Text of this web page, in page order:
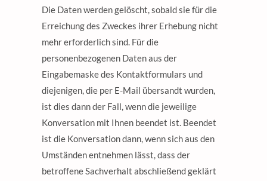
Die Daten werden gelöscht, sobald sie für die
Erreichung des Zweckes ihrer Erhebung nicht
mehr erforderlich sind. Für die
personenbezogenen Daten aus der
Eingabemaske des Kontaktformulars und
diejenigen, die per E-Mail übersandt wurden,
ist dies dann der Fall, wenn die jeweilige
Konversation mit Ihnen beendet ist. Beendet
ist die Konversation dann, wenn sich aus den
Umständen entnehmen lässt, dass der
betroffene Sachverhalt abschließend geklärt